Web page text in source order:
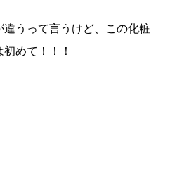
うって言うけど、この化粧
めて！！！